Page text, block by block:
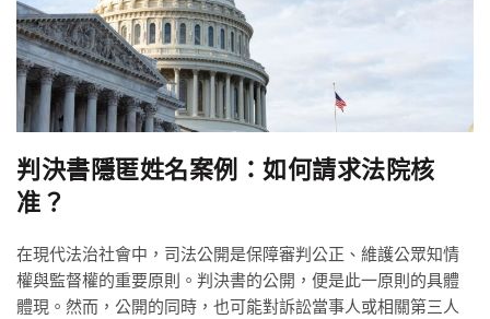
判決書隱匿姓名案例：如何請求法院核
准？
在現代法治社會中，司法公開是保障審判公正、維護公眾知情
權與監督權的重要原則。判決書的公開，便是此一原則的具體
體現。然而，公開的同時，也可能對訴訟當事人或相關第三人